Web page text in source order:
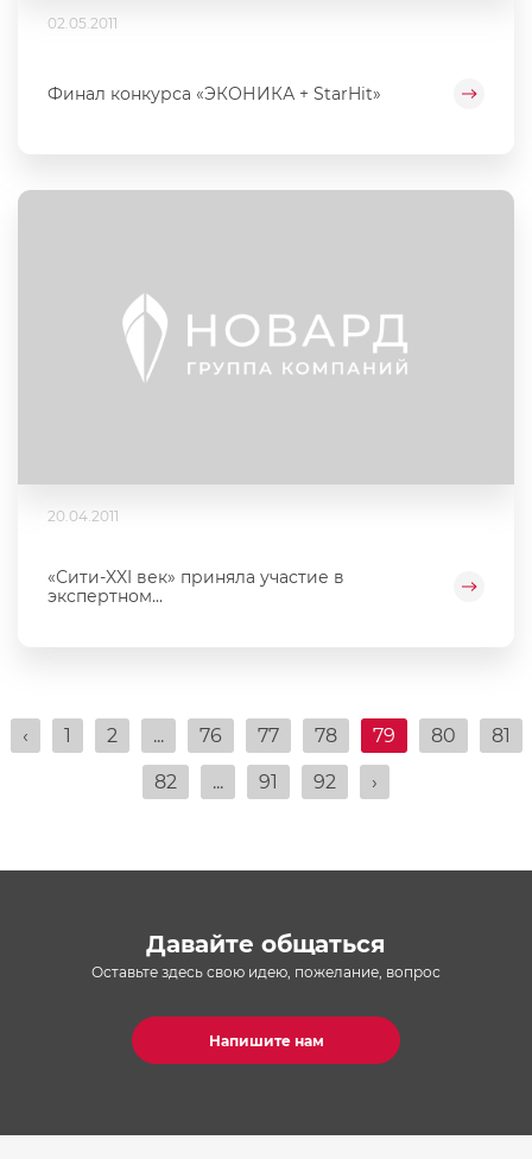
02.05.2011
Финал конкурса «ЭКОНИКА + StarHit»
20.04.2011
«Сити-XXI век» приняла участие в
экспертном...
‹ 1 2 ... 76 77 78 79 80 81
82 ... 91 92 ›
Давайте общаться
Оставьте здесь свою идею, пожелание, вопрос
Напишите нам